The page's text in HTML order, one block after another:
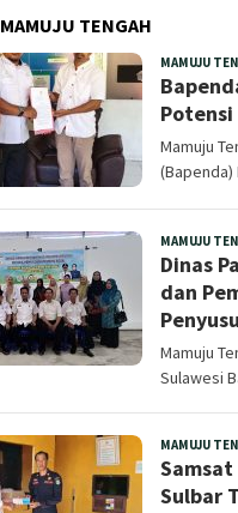
MAMUJU TENGAH
MAMUJU
Mamuju
(Bapenda)
MAMUJU
Dinas
dan
Mamuju
Sulawesi
MAMUJU
Sulbar